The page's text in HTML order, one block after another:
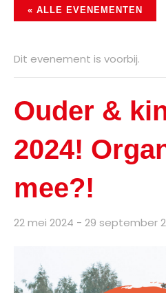
« ALLE EVENEMENTEN
Dit evenement is voorbij.
Ouder &
2024!
mee?!
22 mei 2024 - 29 september